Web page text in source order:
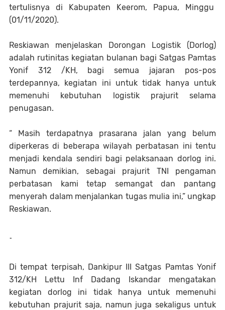
tertulisnya di Kabupaten Keerom, Papua, Minggu
(01/11/2020).
Reskiawan menjelaskan Dorongan Logistik (Dorlog)
adalah rutinitas kegiatan bulanan bagi Satgas Pamtas
Yonif 312 /KH, bagi semua jajaran pos-pos
terdepannya, kegiatan ini untuk tidak hanya untuk
memenuhi kebutuhan logistik prajurit selama
penugasan.
“ Masih terdapatnya prasarana jalan yang belum
diperkeras di beberapa wilayah perbatasan ini tentu
menjadi kendala sendiri bagi pelaksanaan dorlog ini.
Namun demikian, sebagai prajurit TNI pengaman
perbatasan kami tetap semangat dan pantang
menyerah dalam menjalankan tugas mulia ini,” ungkap
Reskiawan.
-
Di tempat terpisah, Dankipur III Satgas Pamtas Yonif
312/KH Lettu Inf Dadang Iskandar mengatakan
kegiatan dorlog ini tidak hanya untuk memenuhi
kebutuhan prajurit saja, namun juga sekaligus untuk